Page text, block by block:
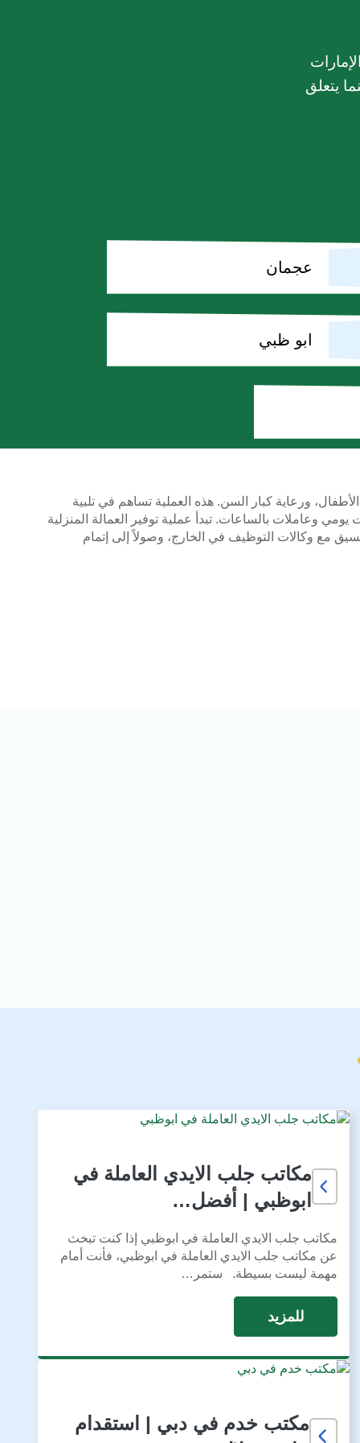
يتعلق
عجمان
ابو ظبي
ورعاية كبار السن. هذه العملية تساهم في تلبية
وعاملات بالساعات. تبدأ عملية توفير العمالة المنزلية
مع وكالات التوظيف في الخارج، وصولاً إلى إتمام
مكاتب جلب الايدي العاملة في
ابوظبي | أفضل…
مكاتب جلب الايدي العاملة في ابوظبي إذا كنت تبخث
عن مكاتب جلب الايدي العاملة في ابوظبي، فأنت أمام
مهمة ليست بسيطة. ستمر…
للمزيد
مكتب خدم في دبي | استقدام